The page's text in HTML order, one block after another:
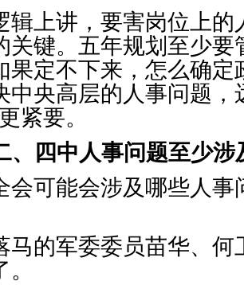
辑上讲，要害岗位上的
关键。五年规划至少要
果定不下来，怎么确定
中央高层的人事问题，
紧要。
、四中人事问题至少涉
会可能会涉及哪些人事
马的军委委员苗华、何